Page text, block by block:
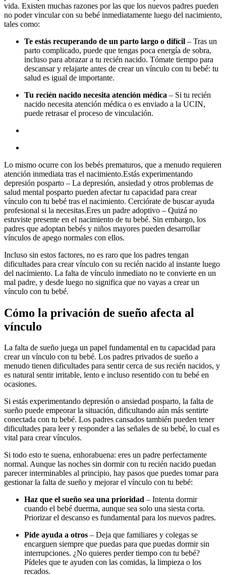
vida. Existen muchas razones por las que los nuevos padres pueden
no poder vincular con su bebé inmediatamente luego del nacimiento,
tales como:
Te estás recuperando de un parto largo o difícil – Tras un
parto complicado, puede que tengas poca energía de sobra,
incluso para abrazar a tu recién nacido. Tómate tiempo para
descansar y relajarte antes de crear un vínculo con tu bebé: tu
salud es igual de importante.
Tu recién nacido necesita atención médica – Si tu recién
nacido necesita atención médica o es enviado a la UCIN,
puede retrasar el proceso de vinculación.
Lo mismo ocurre con los bebés prematuros, que a menudo requieren
atención inmediata tras el nacimiento.Estás experimentando
depresión posparto – La depresión, ansiedad y otros problemas de
salud mental posparto pueden afectar tu capacidad para crear
vínculo con tu bebé tras el nacimiento. Cerciórate de buscar ayuda
profesional si la necesitas.Eres un padre adoptivo – Quizá no
estuviste presente en el nacimiento de tu bebé. Sin embargo, los
padres que adoptan bebés y niños mayores pueden desarrollar
vínculos de apego normales con ellos.
Incluso sin estos factores, no es raro que los padres tengan
dificultades para crear vínculo con su recién nacido al instante luego
del nacimiento. La falta de vínculo inmediato no te convierte en un
mal padre, y desde luego no significa que no vayas a crear un
vínculo con tu bebé.
Cómo la privación de sueño afecta al
vínculo
La falta de sueño juega un papel fundamental en tu capacidad para
crear un vínculo con tu bebé. Los padres privados de sueño a
menudo tienen dificultades para sentir cerca de sus recién nacidos, y
es natural sentir irritable, lento e incluso resentido con tu bebé en
ocasiones.
Si estás experimentando depresión o ansiedad posparto, la falta de
sueño puede empeorar la situación, dificultando aún más sentirte
conectada con tu bebé. Los padres cansados también pueden tener
dificultades para leer y responder a las señales de su bebé, lo cual es
vital para crear vínculos.
Si todo esto te suena, enhorabuena: eres un padre perfectamente
normal. Aunque las noches sin dormir con tu recién nacido puedan
parecer interminables al principio, hay pasos que puedes tomar para
gestionar la falta de sueño y mejorar el vínculo con tu bebé:
Haz que el sueño sea una prioridad – Intenta dormir
cuando el bebé duerma, aunque sea solo una siesta corta.
Priorizar el descanso es fundamental para los nuevos padres.
Pide ayuda a otros – Deja que familiares y colegas se
encarguen siempre que puedas para que puedas dormir sin
interrupciones. ¿No quieres perder tiempo con tu bebé?
Pídeles que te ayuden con las comidas, la limpieza o los
recados.